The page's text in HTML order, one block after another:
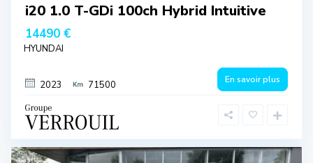
i20 1.0 T-GDi 100ch Hybrid Intuitive
14490 €
HYUNDAI
2023 71500 En savoir plus